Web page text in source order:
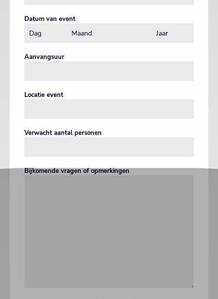
Datum van event
Aanvangsuur
Locatie event
Verwacht aantal personen
Bijkomende vragen of opmerkingen